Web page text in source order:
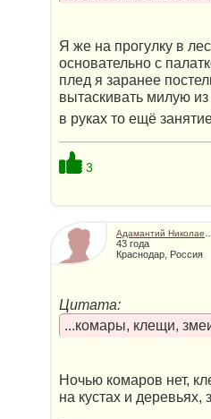
Я же на прогулку в
основательно с
плед я заранее
вытаскивать милую
в руках то ещё
3
43 года
Краснодар, Россия
Цитата:
...комары, клещи,
Ночью комаров нет,
на кустах и